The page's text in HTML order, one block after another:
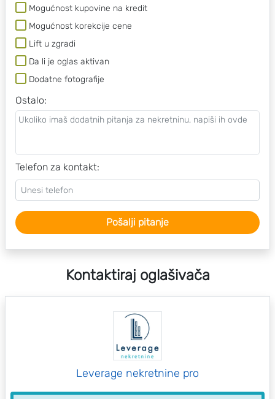
Mogućnost kupovine na kredit
Mogućnost korekcije cene
Lift u zgradi
Da li je oglas aktivan
Dodatne fotografije
Ostalo:
Telefon za kontakt:
Pošalji pitanje
Kontaktiraj oglašivača
Leverage nekretnine pro